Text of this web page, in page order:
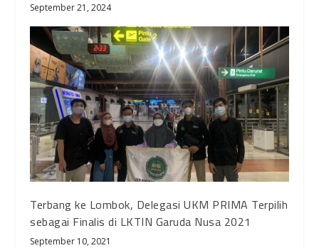
September 21, 2024
Terbang ke Lombok, Delegasi UKM PRIMA Terpilih
sebagai Finalis di LKTIN Garuda Nusa 2021
September 10, 2021